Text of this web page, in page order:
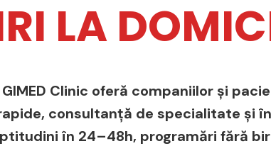
LA
Clinic oferă companiilor și
consultanță de specialitate și
în 24–48h, programări fără